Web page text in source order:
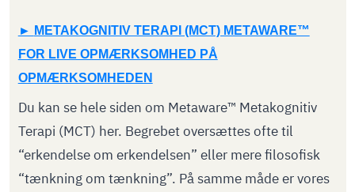
METAKOGNITIV TERAPI (MCT) METAWARE™
FOR LIVE OPMÆRKSOMHED PÅ
OPMÆRKSOMHEDEN
Du kan se hele siden om Metaware™ Metakognitiv
Terapi (MCT) her. Begrebet oversættes ofte til
“erkendelse om erkendelsen” eller mere filosofisk
“tænkning om tænkning”. På samme måde er vores